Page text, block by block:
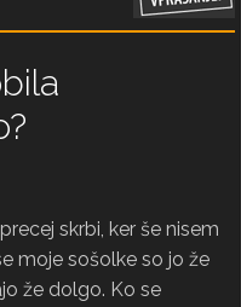
skrbi, ker še nisem
moje sošolke so jo že
že dolgo. Ko se